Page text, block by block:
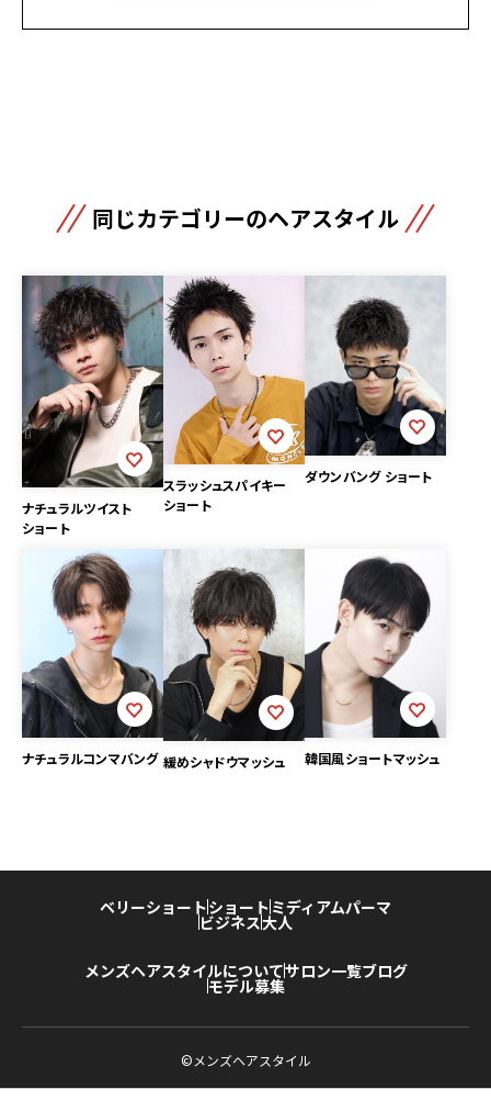
同じカテゴリーのヘアスタイル
ナチュラルツイスト
ショート
スラッシュスパイキー
ショート
ダウンバング ショート
ナチュラルコンマバング 緩めシャドウマッシュ 韓国風ショートマッシュ
ベリーショートショート ミディアムパーマ
ビジネス大人
メンズヘアスタイルについてサロン一覧ブログ
モデル募集
©メンズヘアスタイル